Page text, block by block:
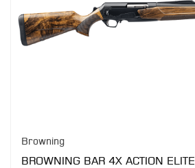
Browning
BROWNING BAR 4X ACTION ELITE